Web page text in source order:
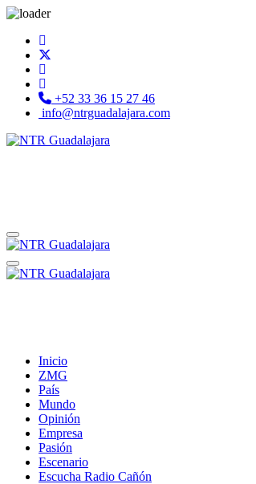
+52 33 36 15 27 46
info@ntrguadalajara.com
Inicio
ZMG
País
Mundo
Opinión
Empresa
Pasión
Escenario
Escucha Radio Cañón